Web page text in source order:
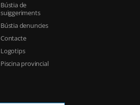
Bústia de
suiggeriments
Bústia denuncies
Contacte
Logotips
Piscina provincial